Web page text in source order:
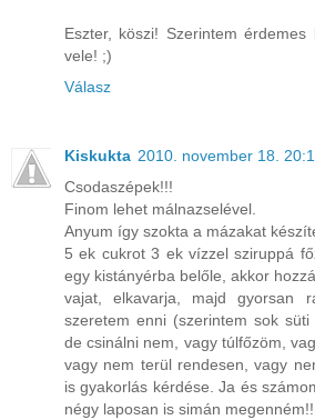
Eszter, köszi! Szerintem érdemes
vele! ;)
Válasz
Kiskukta 2010. november 18.
Csodaszépek!!!
Finom lehet málnazselével.
Anyum így szokta a mázakat
5 ek cukrot 3 ek vízzel sziruppá
egy kistányérba belőle, akkor
vajat, elkavarja, majd gyorsan
szeretem enni (szerintem sok
de csinálni nem, vagy túlfőzöm,
vagy nem terül rendesen, vagy
is gyakorlás kérdése. Ja és
négy laposan is simán